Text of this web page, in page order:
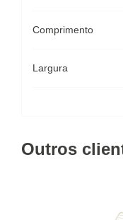
Comprimento
Largura
Outros